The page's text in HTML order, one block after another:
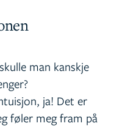
man kanskje
ja! Det er
føler meg fram på